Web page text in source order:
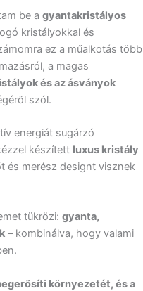
be a gyantakristályos
kristályokkal és
ez a műalkotás több
a magas
és az ásványok
szól.
energiát sugárzó
készített luxus kristály
és merész designt visznek
tükrözi: gyanta,
– kombinálva, hogy valami
környezetét, és a